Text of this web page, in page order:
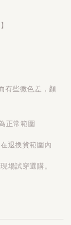
有些微色差，顏
正常範圍
退換貨範圍內
場試穿選購。